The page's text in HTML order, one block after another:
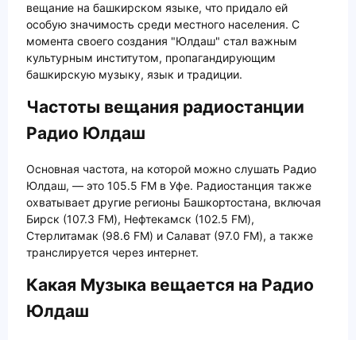
вещание на башкирском языке, что придало ей
особую значимость среди местного населения. С
момента своего создания "Юлдаш" стал важным
культурным институтом, пропагандирующим
башкирскую музыку, язык и традиции.
Частоты вещания радиостанции
Радио Юлдаш
Основная частота, на которой можно слушать Радио
Юлдаш, — это 105.5 FM в Уфе. Радиостанция также
охватывает другие регионы Башкортостана, включая
Бирск (107.3 FM), Нефтекамск (102.5 FM),
Стерлитамак (98.6 FM) и Салават (97.0 FM), а также
транслируется через интернет.
Какая Музыка вещается на Радио
Юлдаш